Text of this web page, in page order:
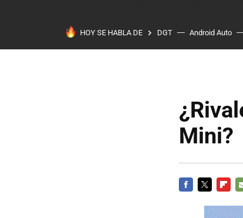
HOY SE HABLA DE DGT Android Auto
Mini?